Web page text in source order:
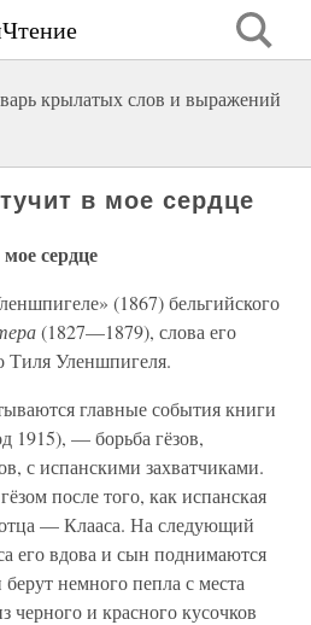
крылатых слов и выражений
в мое сердце
сердце
(1867) бельгийского
(1827—1879), слова его
Тиля Уленшпигеля.
главные события книги
1915), — борьба гёзов,
с испанскими захватчиками.
после того, как испанская
— Клааса. На следующий
его вдова и сын поднимаются
немного пепла с места
черного и красного кусочков